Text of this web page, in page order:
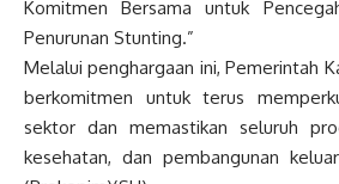
Komitmen Bersama untuk
Penurunan Stunting.”
Melalui penghargaan ini, Pemerintah
berkomitmen untuk terus
sektor dan memastikan seluruh
kesehatan, dan pembangunan